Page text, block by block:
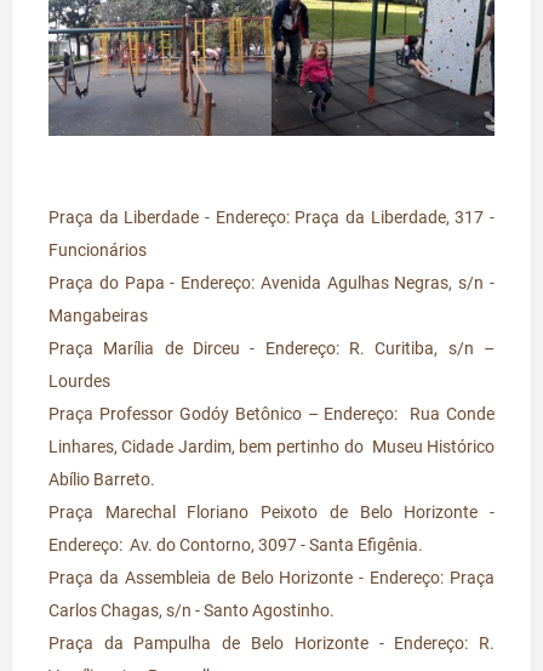
Praça da Liberdade - Endereço: Praça da Liberdade, 317 -
Funcionários
Praça do Papa - Endereço: Avenida Agulhas Negras, s/n -
Mangabeiras
Praça Marília de Dirceu - Endereço: R. Curitiba, s/n –
Lourdes
Praça Professor Godóy Betônico – Endereço: Rua Conde
Linhares, Cidade Jardim, bem pertinho do Museu Histórico
Abílio Barreto.
Praça Marechal Floriano Peixoto de Belo Horizonte -
Endereço: Av. do Contorno, 3097 - Santa Efigênia.
Praça da Assembleia de Belo Horizonte - Endereço: Praça
Carlos Chagas, s/n - Santo Agostinho.
Praça da Pampulha de Belo Horizonte - Endereço: R.